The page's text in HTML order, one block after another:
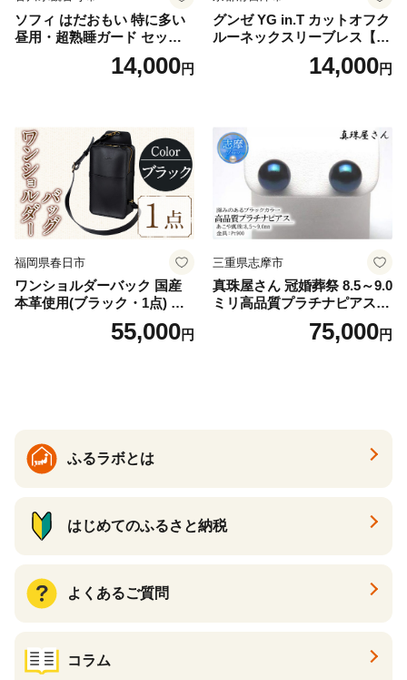
ソフィ はだおもい 特に多い
昼用・超熟睡ガード セット
羽付き ナプキン 生理用品 サ
ニタリー ユニ・チャーム
14,000円
グンゼ YG in.T カットオフク
ルーネックスリーブレス【Y
V2618P】Lサイズ クリアベ
ージュ3枚セット [№5716-04
14,000円
福岡県春日市
ワンショルダーバック 国産
本革使用(ブラック・1点) 鞄
バック バッグ カバン レザー
国産 日本製 牛革 黒 革 革製
55,000円
三重県志摩市
真珠屋さん 冠婚葬祭 8.5～9.0
ミリ高品質プラチナピアス P
t900 志摩産アコヤ真珠 ブラ
ックパール 黒真珠75,000円
ふるラボとは
はじめてのふるさと納税
よくあるご質問
コラム